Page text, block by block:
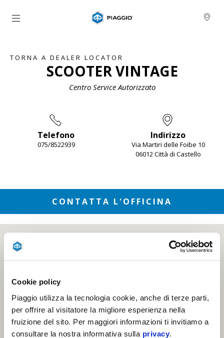
Cookie policy
Piaggio utilizza la tecnologia cookie, anche di terze parti,
per offrire al visitatore la migliore esperienza nella
fruizione del sito. Per maggiori informazioni ti invitiamo a
consultare la nostra informativa sulla privacy
Vai al contenuto principale
TORNA A DEALER LOCATOR
SCOOTER VINTAGE
Centro Service Autorizzato
Telefono
075/8522939
Indirizzo
Via Martiri delle Foibe 10
06012 Città di Castello
CONTATTA L'OFFICINA